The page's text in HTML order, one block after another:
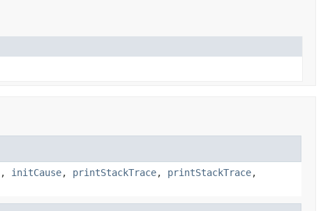
, initCause, printStackTrace, printStackTrace,